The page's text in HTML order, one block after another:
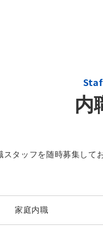
内
スタッフを随時募集して
家庭内職